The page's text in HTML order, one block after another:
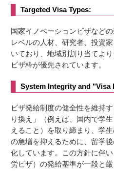
Targeted Visa Types:
国家イノベーションビザなど
レベルの人材、研究者、投資
いており、地域別割り当てよ
ビザ枠が優先されています。
System Integrity and "Visa
ビザ発給制度の健全性を維持
り換え」（例えば、国内で学
えること）を取り締まり、学
の急増を抑えるために、留学
化しています。この方針に伴
労ビザ）の発給基準が一段と